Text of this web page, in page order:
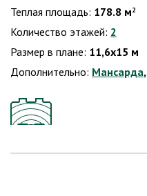
Теплая площадь: 178.8 м2
Количество этажей: 2
Размер в плане: 11,6х15 м
Дополнительно: Мансарда,